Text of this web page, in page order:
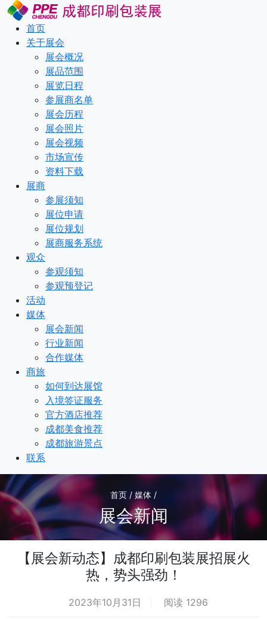
首页
关于展会
展会概况
展品范围
展览日程
参展商名单
展会历程
展会照片
展会视频
市场宣传
资料下载
展商
参展须知
展位申请
展位规划
展商服务系统
观众
参观须知
参观预登记
活动
媒体
展会新闻
行业新闻
合作媒体
商旅
如何到达展馆
入境签证服务
官方酒店推荐
成都美食推荐
成都旅游景点
联系
首页 / 媒体 /
展会新闻
【展会新动态】成都印刷包装展招展火
热，势头强劲！
2023年10月31日 阅读 1296